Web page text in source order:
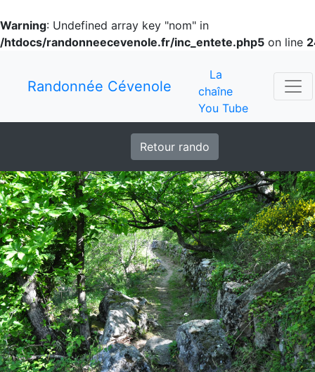
Warning: Undefined array key "nom" in
/htdocs/randonneecevenole.fr/inc_entete.php5 on line
Randonnée Cévenole
La
chaîne
You Tube
Retour rando
Previous